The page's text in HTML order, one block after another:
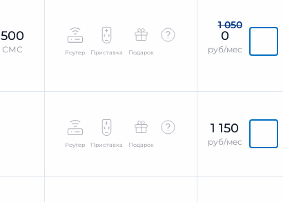
500
СМС Роутер Приставка Подарок
1 050
0
руб/мес
Роутер Приставка Подарок
1 150
руб/мес